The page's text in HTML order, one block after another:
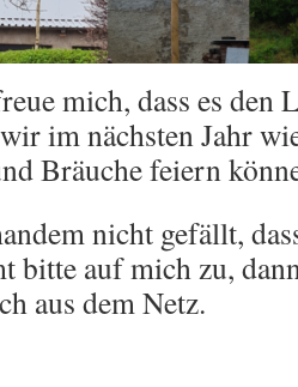
mich, dass es den
im nächsten Jahr
Bräuche feiern
nicht gefällt,
bitte auf mich zu,
aus dem Netz.